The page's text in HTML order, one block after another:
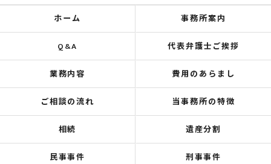
ホーム 事務所案内
Q&A 代表弁護士ご挨拶
業務内容 費用のあらまし
ご相談の流れ 当事務所の特徴
相続 遺産分割
民事事件 刑事事件